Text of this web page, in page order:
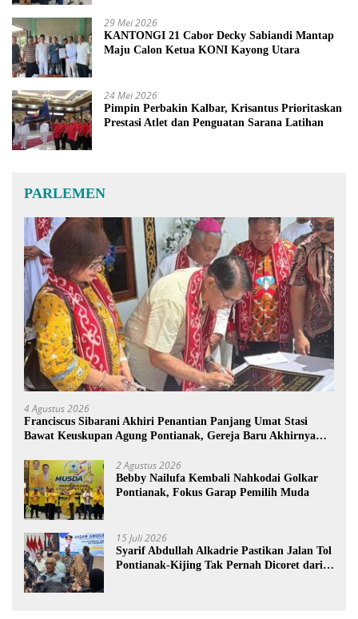
29 Mei 2026
KANTONGI 21 Cabor Decky Sabiandi Mantap
Maju Calon Ketua KONI Kayong Utara
24 Mei 2026
Pimpin Perbakin Kalbar, Krisantus Prioritaskan
Prestasi Atlet dan Penguatan Sarana Latihan
PARLEMEN
4 Agustus 2026
Franciscus Sibarani Akhiri Penantian Panjang Umat Stasi
Bawat Keuskupan Agung Pontianak, Gereja Baru Akhirnya
2 Agustus 2026
Bebby Nailufa Kembali Nahkodai Golkar
Pontianak, Fokus Garap Pemilih Muda
15 Juli 2026
Syarif Abdullah Alkadrie Pastikan Jalan Tol
Pontianak-Kijing Tak Pernah Dicoret dari